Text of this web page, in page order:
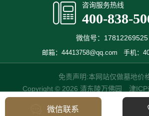
咨询服务热线
400-838-
微信号：17812269525
邮箱：44413758@qq.com 手机：
免责声明:本网站仅做墓地价
Copyright © 2026 清东陵万佛园 津
微信联系